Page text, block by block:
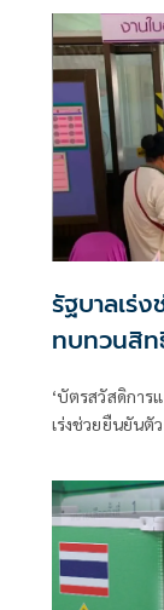
รัฐบาลเร่
ทบทวนสิท
‘บัตรสวัสดิการ
เร่งช่วยยืนยัน